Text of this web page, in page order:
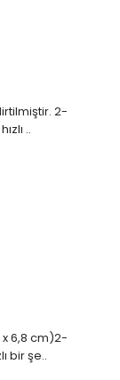
2-
..
6,8 cm)2-
bir şe..